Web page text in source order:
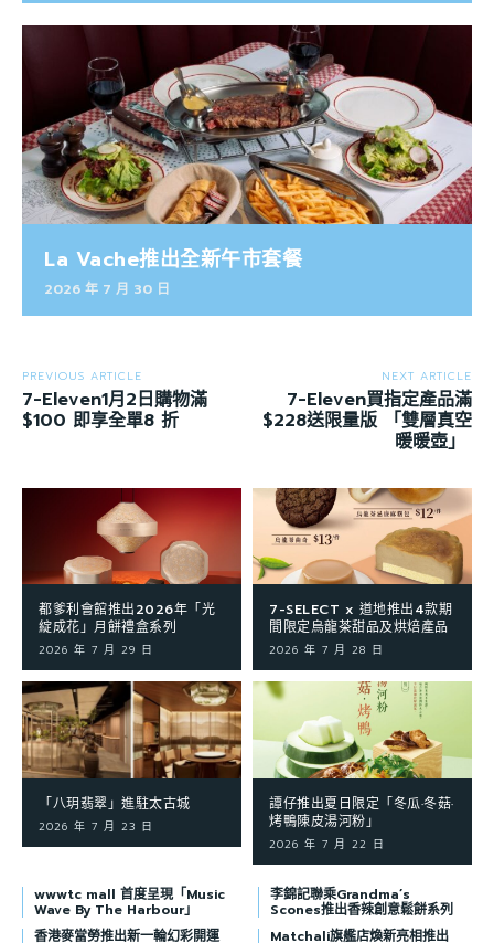
La Vache推出全新午市套餐
2026 年 7 月 30 日
PREVIOUS ARTICLE
7-Eleven1月2日購物滿
$100 即享全單8 折
NEXT ARTICLE
7-Eleven買指定產品滿
$228送限量版 「雙層真空
暖暖壺」
都爹利會館推出2026年「光
綻成花」月餅禮盒系列
2026 年 7 月 29 日
7-SELECT x 道地推出4款期
間限定烏龍茶甜品及烘焙產品
2026 年 7 月 28 日
「八玥翡翠」進駐太古城
2026 年 7 月 23 日
譚仔推出夏日限定「冬瓜·冬菇·
烤鴨陳皮湯河粉」
2026 年 7 月 22 日
wwwtc mall 首度呈現「Music
Wave By The Harbour」
李錦記聯乘Grandma’s
Scones推出香辣創意鬆餅系列
香港麥當勞推出新一輪幻彩開運
Matchali旗艦店煥新亮相推出